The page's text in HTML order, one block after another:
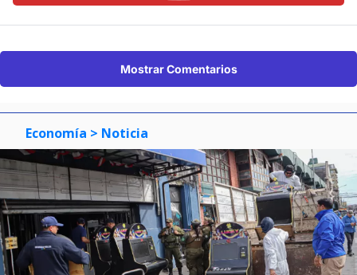
Mostrar Comentarios
Economía > Noticia